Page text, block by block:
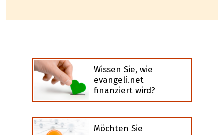
Wissen Sie, wie
evangeli.net
finanziert wird?
Möchten Sie